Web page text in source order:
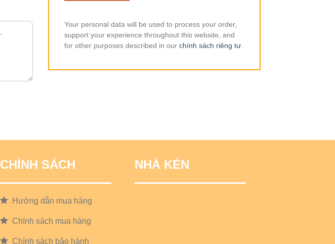
Your personal data will be used to process your order,
support your experience throughout this website, and
for other purposes described in our chính sách riêng tư
CHÍNH SÁCH
Hướng dẫn mua hàng
Chính sách mua hàng
Chính sách bảo hành
NHÀ KÉN